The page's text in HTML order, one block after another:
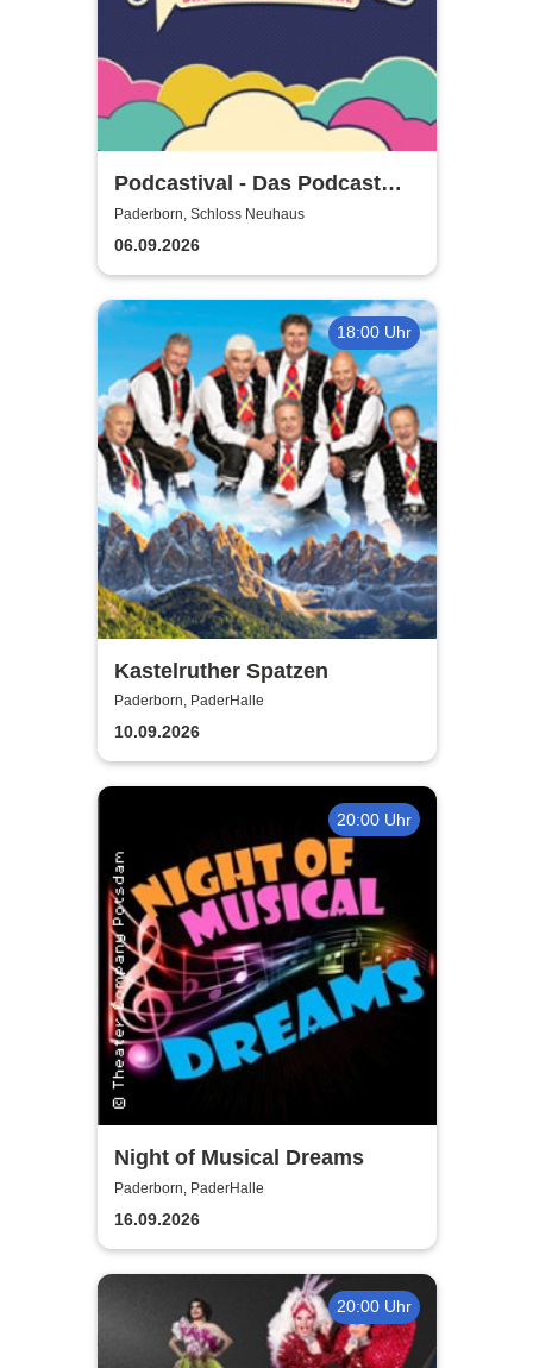
Podcastival - Das Podcast
Festival
Paderborn, Schloss Neuhaus
06.09.2026
18:00 Uhr
Kastelruther Spatzen
Paderborn, PaderHalle
10.09.2026
20:00 Uhr
Night of Musical Dreams
Paderborn, PaderHalle
16.09.2026
20:00 Uhr